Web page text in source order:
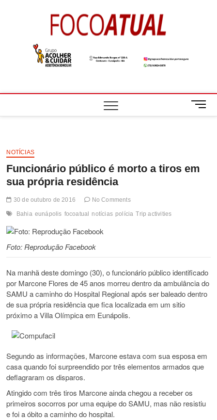
M
e
t
NOTÍCIAS
Funcionário público é morto a tiros em
sua própria residência
30 de outubro de 2016 No Comments
Bahia eunápolis focoatual notícias polícia Trip activities
Foto: Reprodução Facebook
Na manhã deste domingo (30), o funcionário público identificado
por Marcone Flores de 45 anos morreu dentro da ambulância do
SAMU a caminho do Hospital Regional após ser baleado dentro
de sua própria residência que fica localizada em um sitio
próximo a Villa Olímpica em Eunápolis.
Segundo as informações, Marcone estava com sua esposa em
casa quando foi surpreendido por três elementos armados que
deflagraram os disparos.
Atingido com três tiros Marcone ainda chegou a receber os
primeiros socorros por uma equipe do SAMU, mas não resistiu
e foi a óbito a caminho do hospital.